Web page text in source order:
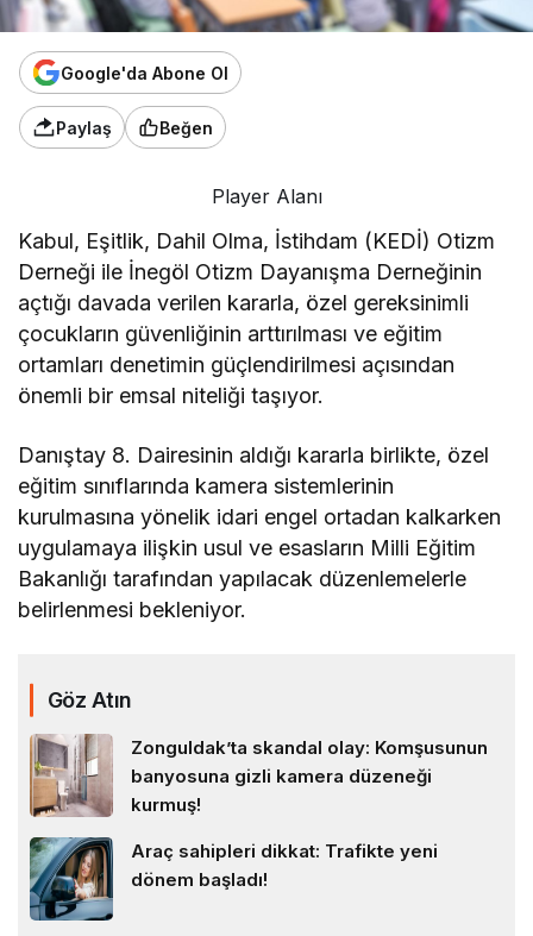
Google'da Abone Ol
Paylaş Beğen
Player Alanı
Kabul, Eşitlik, Dahil Olma, İstihdam (KEDİ) Otizm
Derneği ile İnegöl Otizm Dayanışma Derneğinin
açtığı davada verilen kararla, özel gereksinimli
çocukların güvenliğinin arttırılması ve eğitim
ortamları denetimin güçlendirilmesi açısından
önemli bir emsal niteliği taşıyor.
Danıştay 8. Dairesinin aldığı kararla birlikte, özel
eğitim sınıflarında kamera sistemlerinin
kurulmasına yönelik idari engel ortadan kalkarken
uygulamaya ilişkin usul ve esasların Milli Eğitim
Bakanlığı tarafından yapılacak düzenlemelerle
belirlenmesi bekleniyor.
Göz Atın
Zonguldak’ta skandal olay: Komşusunun
banyosuna gizli kamera düzeneği
kurmuş!
Araç sahipleri dikkat: Trafikte yeni
dönem başladı!